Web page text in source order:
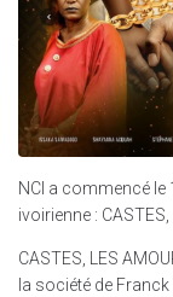
NCI a commencé le
ivoirienne : CASTES,
CASTES, LES
la société de Franck